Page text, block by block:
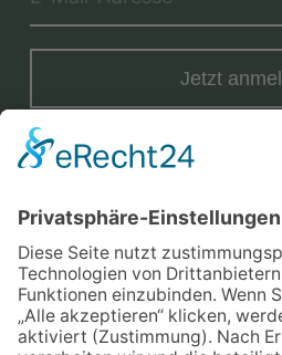
Jetzt
Mit der Eintragung in dem Newsletter
Datenschutzerklärungvon Terraristik